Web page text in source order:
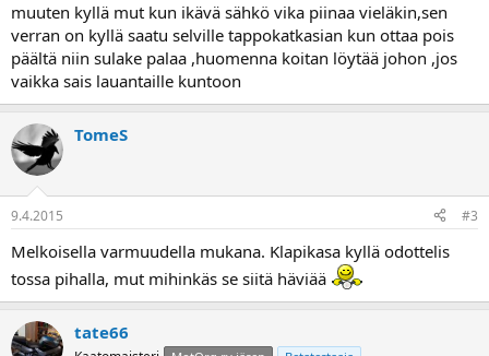
muuten kyllä mut kun ikävä sähkö vika piinaa vieläkin,sen
verran on kyllä saatu selville tappokatkasian kun ottaa pois
päältä niin sulake palaa ,huomenna koitan löytää johon ,jos
vaikka sais lauantaille kuntoon
TomeS
9.4.2015 #3
Melkoisella varmuudella mukana. Klapikasa kyllä odottelis
tossa pihalla, mut mihinkäs se siitä häviää
tate66